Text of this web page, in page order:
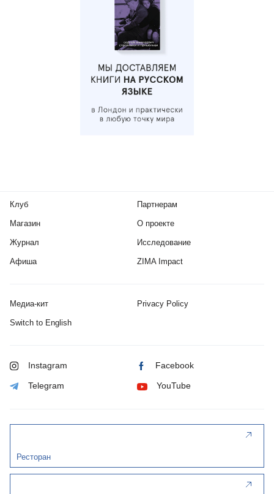
Клуб
Магазин
Журнал
Афиша
Партнерам
О проекте
Исследование
ZIMA Impact
Медиа-кит Privacy Policy
Switch to English
Instagram Facebook
Telegram YouTube
Ресторан